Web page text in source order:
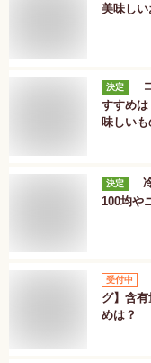
美味しい
決定
すすめ
味しいも
決定
100均や
受付中
グ】含
めは？